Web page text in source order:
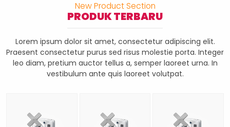
New Product Section
PRODUK TERBARU
Lorem ipsum dolor sit amet, consectetur adipiscing elit.
Praesent consectetur purus sed risus molestie porta. Integer
leo diam, pretium auctor tellus a, semper laoreet urna. In
vestibulum ante quis laoreet volutpat.